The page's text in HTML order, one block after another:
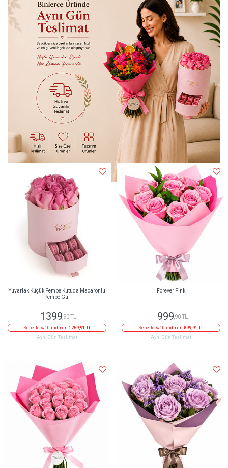
Yuvarlak Küçük Pembe Kutuda Macaronlu
Pembe Gül
1399 ,90 TL
Sepette % 10 indirim 1259,91 TL
Aynı Gün Teslimat
Forever Pink
999,90 TL
Sepette % 10 indirim 899,91 TL
Aynı Gün Teslimat